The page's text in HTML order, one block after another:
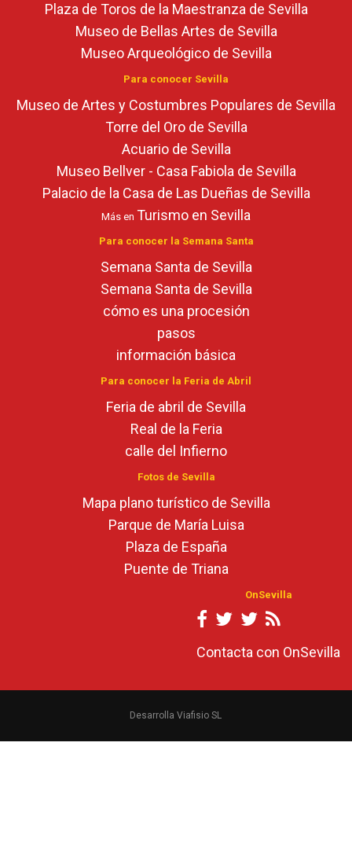
Plaza de Toros de la Maestranza de Sevilla
Museo de Bellas Artes de Sevilla
Museo Arqueológico de Sevilla
Para conocer Sevilla
Museo de Artes y Costumbres Populares de Sevilla
Torre del Oro de Sevilla
Acuario de Sevilla
Museo Bellver - Casa Fabiola de Sevilla
Palacio de la Casa de Las Dueñas de Sevilla
Más en Turismo en Sevilla
Para conocer la Semana Santa
Semana Santa de Sevilla
Semana Santa de Sevilla
cómo es una procesión
pasos
información básica
Para conocer la Feria de Abril
Feria de abril de Sevilla
Real de la Feria
calle del Infierno
Fotos de Sevilla
Mapa plano turístico de Sevilla
Parque de María Luisa
Plaza de España
Puente de Triana
OnSevilla
Contacta con OnSevilla
Desarrolla Viafisio SL